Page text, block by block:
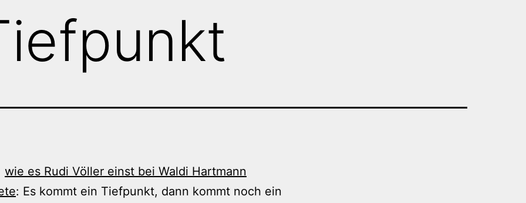
wie es Rudi Völler einst bei Waldi Hartmann
: Es kommt ein Tiefpunkt, dann kommt noch ein